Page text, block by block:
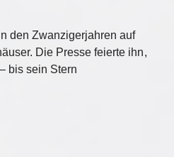
den Zwanzigerjahren auf
Die Presse feierte ihn,
bis sein Stern